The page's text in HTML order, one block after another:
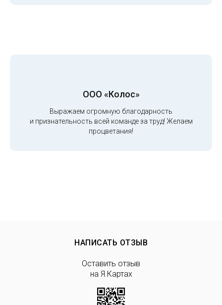
ООО «Колос»
Выражаем огромную благодарность
и признательность всей команде за труд! Желаем
процветания!
НАПИСАТЬ ОТЗЫВ
Оставить отзыв
на Я.Картах